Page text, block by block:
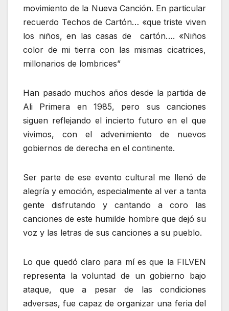
movimiento de la Nueva Canción. En particular
recuerdo Techos de Cartón… «que triste viven
los niños, en las casas de cartón…. «Niños
color de mi tierra con las mismas cicatrices,
millonarios de lombrices”
Han pasado muchos años desde la partida de
Ali Primera en 1985, pero sus canciones
siguen reflejando el incierto futuro en el que
vivimos, con el advenimiento de nuevos
gobiernos de derecha en el continente.
Ser parte de ese evento cultural me llenó de
alegría y emoción, especialmente al ver a tanta
gente disfrutando y cantando a coro las
canciones de este humilde hombre que dejó su
voz y las letras de sus canciones a su pueblo.
Lo que quedó claro para mí es que la FILVEN
representa la voluntad de un gobierno bajo
ataque, que a pesar de las condiciones
adversas, fue capaz de organizar una feria del